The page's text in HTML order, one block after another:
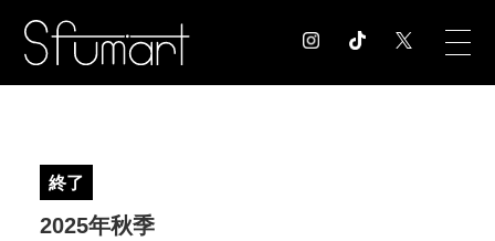
EXHIBITION
終了
2025年秋季